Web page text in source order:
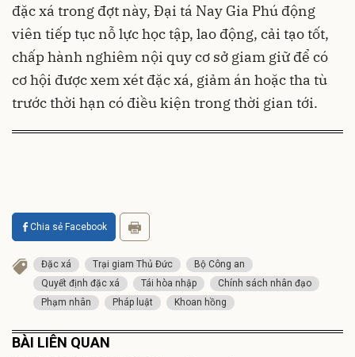
đặc xá trong đợt này, Đại tá Nay Gia Phú động
viên tiếp tục nỗ lực học tập, lao động, cải tạo tốt,
chấp hành nghiêm nội quy cơ sở giam giữ để có
cơ hội được xem xét đặc xá, giảm án hoặc tha tù
trước thời hạn có điều kiện trong thời gian tới.
Chia sẻ Facebook
Đặc xá Trại giam Thủ Đức
Bộ Công an
Quyết định đặc xá
Tái hòa nhập
Chính sách nhân đạo
Phạm nhân
Pháp luật Khoan hồng
BÀI LIÊN QUAN